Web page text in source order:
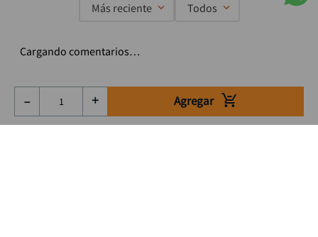
＋
－ Agregar
Más reciente Todos
Cargando comentarios…
Suscríbete a nuestro Newsletter